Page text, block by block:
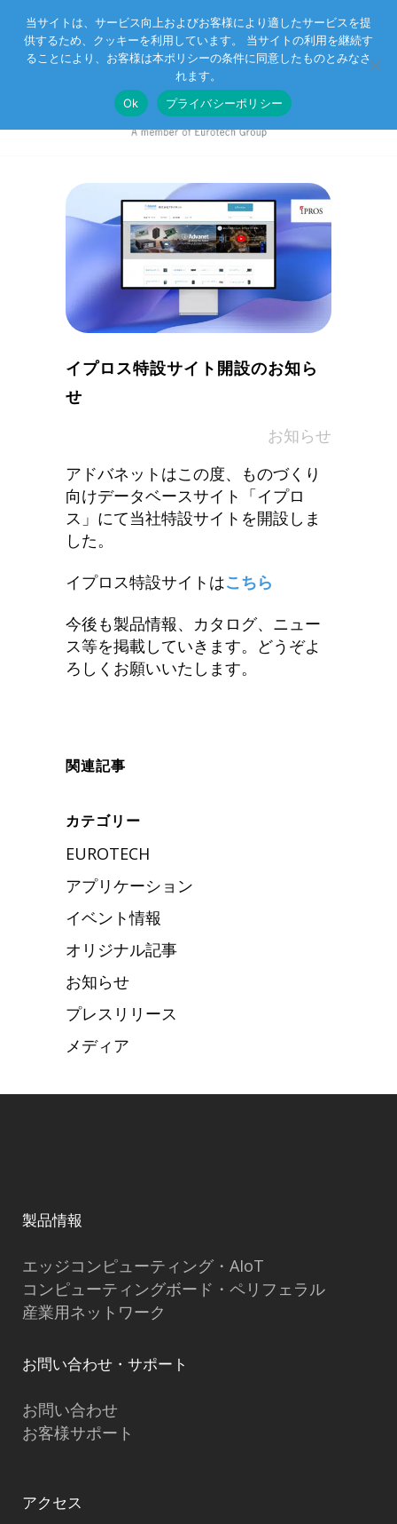
Eurotechグループ お客様サポート お問い合わせ
イプロス特設サイト開設のお知ら
せ
お知らせ
アドバネットはこの度、ものづくり
向けデータベースサイト「イプロ
ス」にて当社特設サイトを開設しま
した。
イプロス特設サイトはこちら
今後も製品情報、カタログ、ニュー
ス等を掲載していきます。どうぞよ
ろしくお願いいたします。
関連記事
カテゴリー
EUROTECH
アプリケーション
イベント情報
オリジナル記事
お知らせ
プレスリリース
メディア
製品情報
エッジコンピューティング・AIoT
コンピューティングボード・ペリフェラル
産業用ネットワーク
お問い合わせ・サポート
お問い合わせ
お客様サポート
アクセス
当サイトは、サービス向上およびお客様により適したサービスを提
供するため、クッキーを利用しています。 当サイトの利用を継続す
ることにより、お客様は本ポリシーの条件に同意したものとみなさ
れます。
Ok
プライバシーポリシー